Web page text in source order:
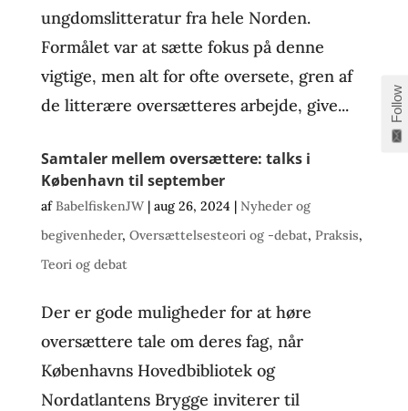
ungdomslitteratur fra hele Norden.
Formålet var at sætte fokus på denne
vigtige, men alt for ofte oversete, gren af
de litterære oversætteres arbejde, give...
Samtaler mellem oversættere: talks i
København til september
afBabelfiskenJW| aug 26, 2024 | Nyheder og
begivenheder, Oversættelsesteori og -debat, Praksis,
Teori og debat
Der er gode muligheder for at høre
oversættere tale om deres fag, når
Københavns Hovedbibliotek og
Nordatlantens Brygge inviterer til
Follow